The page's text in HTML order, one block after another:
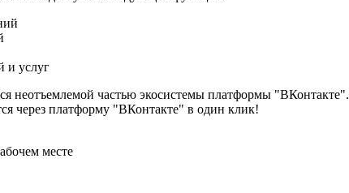
и услуг
неотъемлемой частью экосистемы платформы "ВКонтакте".
через платформу "ВКонтакте" в один клик!
месте